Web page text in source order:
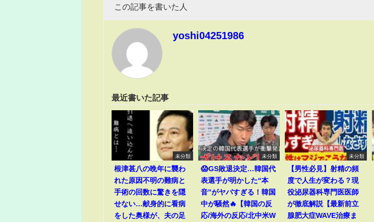
この記事を書いた人
yoshi04251986
最近書いた記事
未分類
根津甚八の晩年に襲わ
れた原因不明の難病と
手術の回数に驚きを隠
せない…献身的に看病
をした奥様が、夫の足
未分類
😱GS敗退決定…韓国代
表選手が明かした“本
音”がヤバすぎる！韓国
中が騒然🔥【韓国の反
応/海外の反応/北中米W
未分類
【男性必見】射精の頻
度で人生が変わる？現
役泌尿器科専門医医師
が徹底解説【最新前立
腺肥大症WAVE治療ま